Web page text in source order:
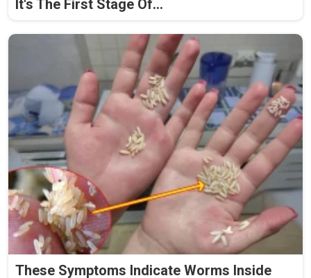
It's The First Stage Of...
These Symptoms Indicate Worms Inside